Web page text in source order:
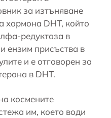
за изтъняване
хормона DHT, който
редуктаза в
ензим присъства в
и е отговорен за
в DHT.
космените
им, което води